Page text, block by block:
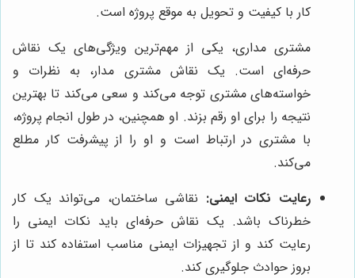
کار با کیفیت و تحویل به موقع پروژه است.
مشتری مداری، یکی از مهم‌ترین ویژگی‌های یک نقاش
حرفه‌ای است. یک نقاش مشتری مدار، به نظرات و
خواسته‌های مشتری توجه می‌کند و سعی می‌کند تا بهترین
نتیجه را برای او رقم بزند. او همچنین، در طول انجام پروژه،
با مشتری در ارتباط است و او را از پیشرفت کار مطلع
می‌کند.
رعایت نکات ایمنی: نقاشی ساختمان، می‌تواند یک کار
خطرناک باشد. یک نقاش حرفه‌ای باید نکات ایمنی را
رعایت کند و از تجهیزات ایمنی مناسب استفاده کند تا از
بروز حوادث جلوگیری کند.